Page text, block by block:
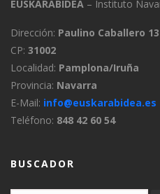
EUSKARABIDEA – Instituto
Dirección: Paulino Caballero 13
CP: 31002
Localidad: Pamplona/Iruña
Provincia: Navarra
E-Mail: info@euskarabidea.es
Teléfono: 848 42 60 54
BUSCADOR